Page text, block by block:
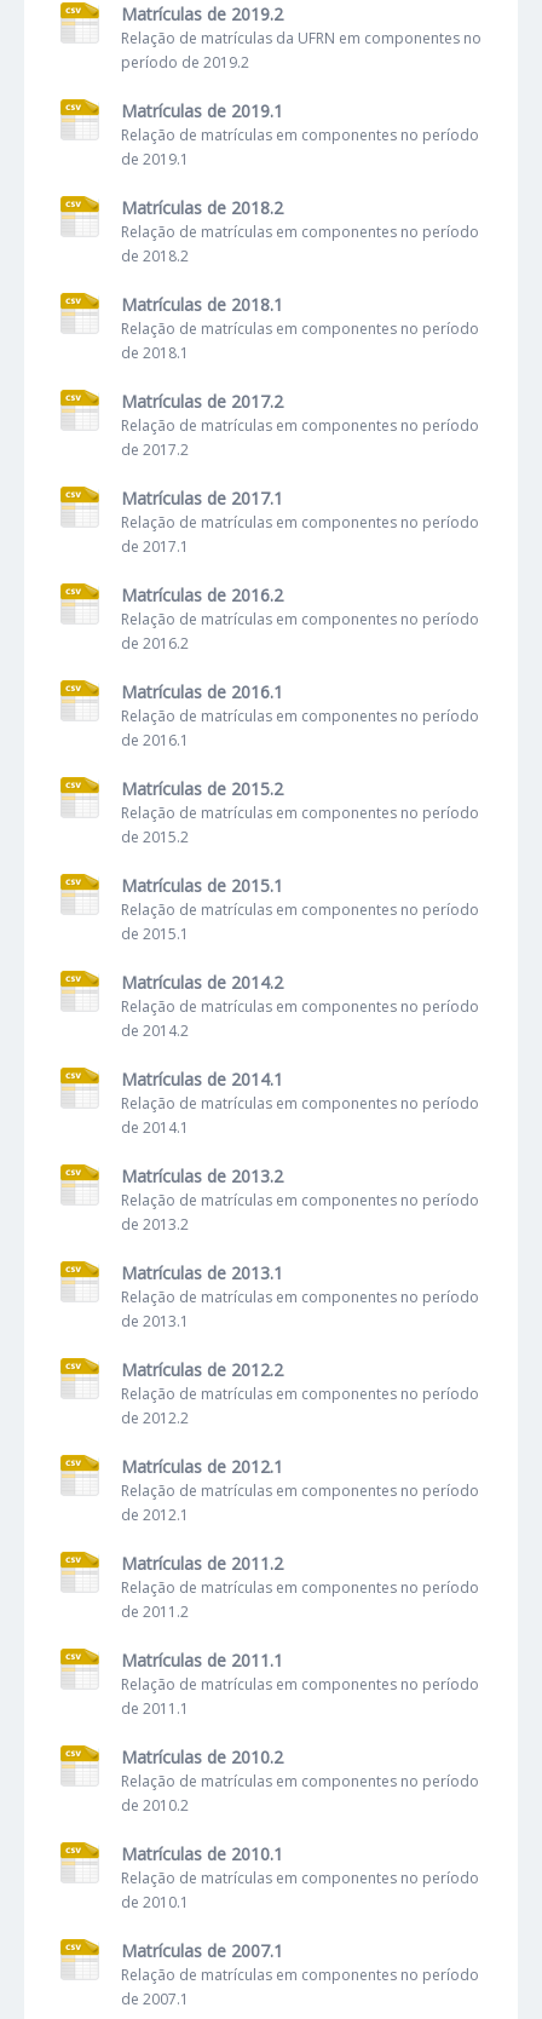
Matrículas de 2019.2
Relação de matrículas da UFRN em componentes no
período de 2019.2
Matrículas de 2019.1
Relação de matrículas em componentes no período
de 2019.1
Matrículas de 2018.2
Relação de matrículas em componentes no período
de 2018.2
Matrículas de 2018.1
Relação de matrículas em componentes no período
de 2018.1
Matrículas de 2017.2
Relação de matrículas em componentes no período
de 2017.2
Matrículas de 2017.1
Relação de matrículas em componentes no período
de 2017.1
Matrículas de 2016.2
Relação de matrículas em componentes no período
de 2016.2
Matrículas de 2016.1
Relação de matrículas em componentes no período
de 2016.1
Matrículas de 2015.2
Relação de matrículas em componentes no período
de 2015.2
Matrículas de 2015.1
Relação de matrículas em componentes no período
de 2015.1
Matrículas de 2014.2
Relação de matrículas em componentes no período
de 2014.2
Matrículas de 2014.1
Relação de matrículas em componentes no período
de 2014.1
Matrículas de 2013.2
Relação de matrículas em componentes no período
de 2013.2
Matrículas de 2013.1
Relação de matrículas em componentes no período
de 2013.1
Matrículas de 2012.2
Relação de matrículas em componentes no período
de 2012.2
Matrículas de 2012.1
Relação de matrículas em componentes no período
de 2012.1
Matrículas de 2011.2
Relação de matrículas em componentes no período
de 2011.2
Matrículas de 2011.1
Relação de matrículas em componentes no período
de 2011.1
Matrículas de 2010.2
Relação de matrículas em componentes no período
de 2010.2
Matrículas de 2010.1
Relação de matrículas em componentes no período
de 2010.1
Matrículas de 2007.1
Relação de matrículas em componentes no período
de 2007.1